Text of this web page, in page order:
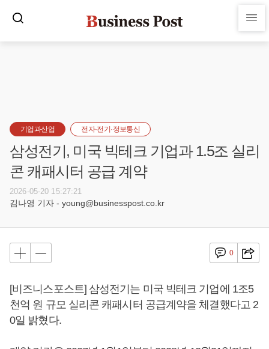
기업과산업 전자·전기·정보통신
삼성전기, 미국 빅테크 기업과 1.5조 실리
콘 캐패시터 공급 계약
2026-05-20 15:27:21
김나영 기자 - young@businesspost.co.kr
0
[비즈니스포스트] 삼성전기는 미국 빅테크 기업에 1조5
천억 원 규모 실리콘 캐패시터 공급계약을 체결했다고 2
0일 밝혔다.